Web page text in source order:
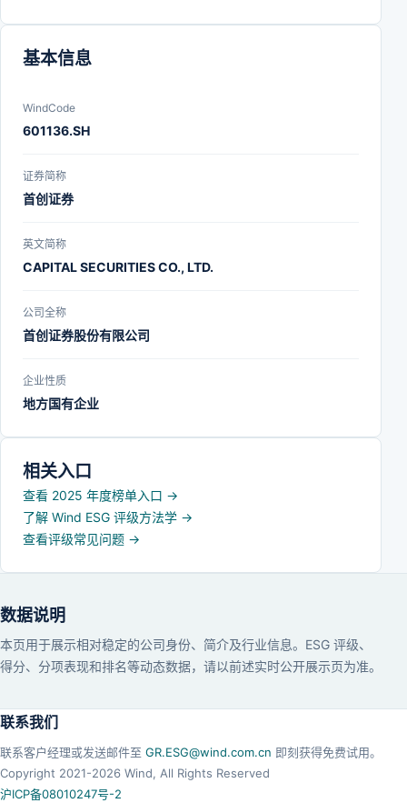
基本信息
WindCode
601136.SH
证券简称
首创证券
英文简称
CAPITAL SECURITIES CO., LTD.
公司全称
首创证券股份有限公司
企业性质
地方国有企业
相关入口
查看 2025 年度榜单入口 →
了解 Wind ESG 评级方法学 →
查看评级常见问题 →
数据说明
本页用于展示相对稳定的公司身份、简介及行业信息。ESG 评级、
得分、分项表现和排名等动态数据，请以前述实时公开展示页为准。
联系我们
联系客户经理或发送邮件至 GR.ESG@wind.com.cn 即刻获得免费试用。
Copyright 2021-2026 Wind, All Rights Reserved
沪ICP备08010247号-2